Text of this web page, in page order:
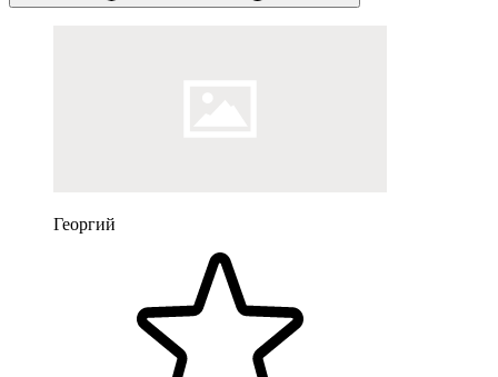
Георгий